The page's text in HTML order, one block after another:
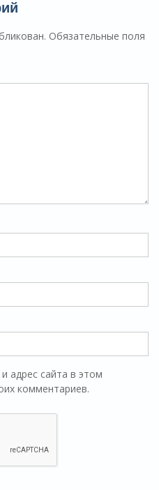
Обязательные поля
адрес сайта в этом
комментариев.